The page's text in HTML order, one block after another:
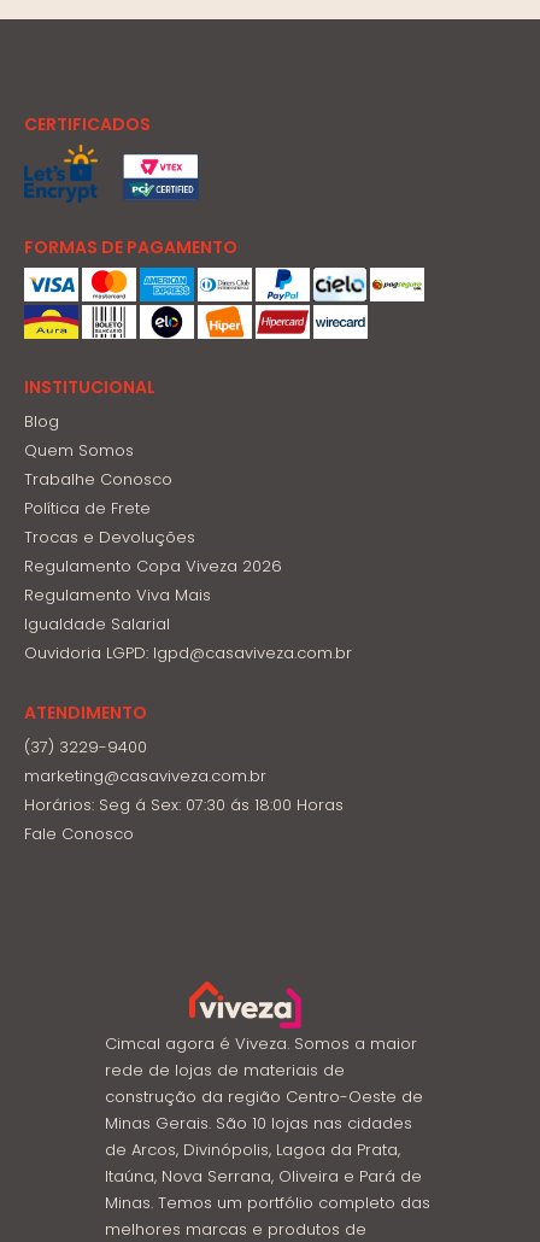
CERTIFICADOS
FORMAS DE PAGAMENTO
INSTITUCIONAL
Blog
Quem Somos
Trabalhe Conosco
Política de Frete
Trocas e Devoluções
Regulamento Copa Viveza 2026
Regulamento Viva Mais
Igualdade Salarial
Ouvidoria LGPD: lgpd@casaviveza.com.br
ATENDIMENTO
(37) 3229-9400
marketing@casaviveza.com.br
Horários: Seg á Sex: 07:30 ás 18:00 Horas
Fale Conosco
Cimcal agora é Viveza. Somos a maior
rede de lojas de materiais de
construção da região Centro-Oeste de
Minas Gerais. São 10 lojas nas cidades
de Arcos, Divinópolis, Lagoa da Prata,
Itaúna, Nova Serrana, Oliveira e Pará de
Minas. Temos um portfólio completo das
melhores marcas e produtos de